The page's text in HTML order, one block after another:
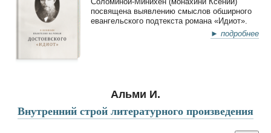
посвящена выявлению смыслов обширного
евангельского подтекста романа «Идиот».
► подробнее
Альми И.
Внутренний строй литературного произведения